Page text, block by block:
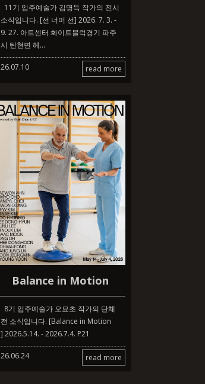
11기 입주예술가 김명득 작가의 전시
소식입니다. [선 너머 선] 2026. 7. 3. -
9. 27. 아트센터 화이트블럭경기 파주
시 탄현면 헤...
26.07.10 read more
Balance in Motion
8기 입주예술가 오묘초 작가의 단체
전 소식입니다. [Balance in Motion​
] 2026.5.14. - 2026.7.4. P21
26.06.24 read more